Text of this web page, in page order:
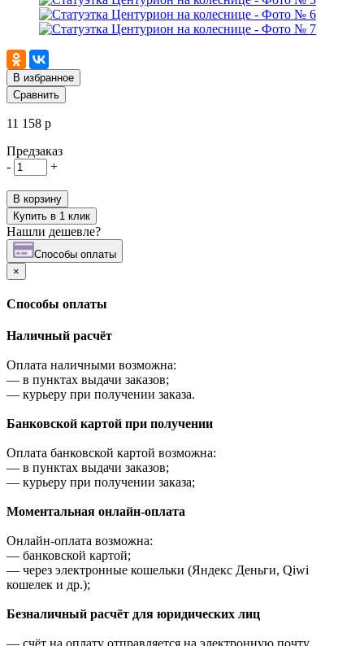
В избранное
Сравнить
11 158 р
Предзаказ
-
+
В корзину
Купить в 1 клик
Нашли дешевле?
Cпособы оплаты
×
Cпособы оплаты
Наличный расчёт
Оплата наличными возможна:
— в пунктах выдачи заказов;
— курьеру при получении заказа.
Банковской картой при получении
Оплата банковской картой возможна:
— в пунктах выдачи заказов;
— курьеру при получении заказа;
Моментальная онлайн-оплата
Онлайн-оплата возможна:
— банковской картой;
— через электронные кошельки (Яндекс Деньги, Qiwi
кошелек и др.);
Безналичный расчёт для юридических лиц